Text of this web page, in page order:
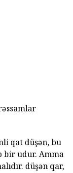
qat düşən, bu
bir udur. Amma
düşən qar,